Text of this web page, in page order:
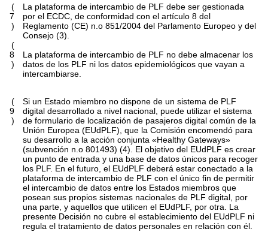
(
7
)
(
8
)
La plataforma de intercambio de PLF debe ser gestionada
por el ECDC, de conformidad con el artículo 8 del
Reglamento (CE) n.o 851/2004 del Parlamento Europeo y del
Consejo(3).
La plataforma de intercambio de PLF no debe almacenar los
datos de los PLF ni los datos epidemiológicos que vayan a
intercambiarse.
(
9
)
Si un Estado miembro no dispone de un sistema de PLF
digital desarrollado a nivel nacional, puede utilizar el sistema
de formulario de localización de pasajeros digital común de la
Unión Europea (EUdPLF), que la Comisión encomendó para
su desarrollo a la acción conjunta «Healthy Gateways»
(subvención n.o 801493)(4). El objetivo del EUdPLF es crear
un punto de entrada y una base de datos únicos para recoger
los PLF. En el futuro, el EUdPLF deberá estar conectado a la
plataforma de intercambio de PLF con el único fin de permitir
el intercambio de datos entre los Estados miembros que
posean sus propios sistemas nacionales de PLF digital, por
una parte, y aquellos que utilicen el EUdPLF, por otra. La
presente Decisión no cubre el establecimiento del EUdPLF ni
regula el tratamiento de datos personales en relación con él.